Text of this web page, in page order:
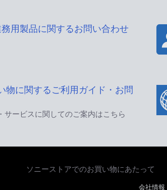
用製品に関するお問い合わせ
物に関するご利用ガイド・お問
サービスに関してのご案内はこちら
ソニーストアでのお買い物にあたって
会社情報